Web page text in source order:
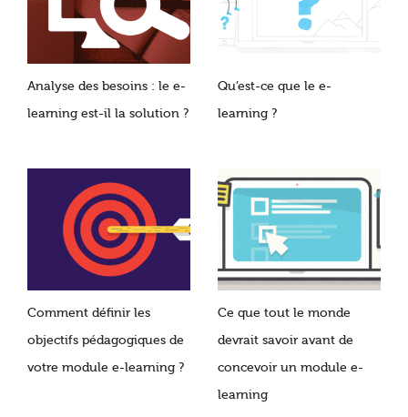
Analyse des besoins : le e-
learning est-il la solution ?
Qu’est-ce que le e-
learning ?
Comment définir les
objectifs pédagogiques de
votre module e-learning ?
Ce que tout le monde
devrait savoir avant de
concevoir un module e-
learning